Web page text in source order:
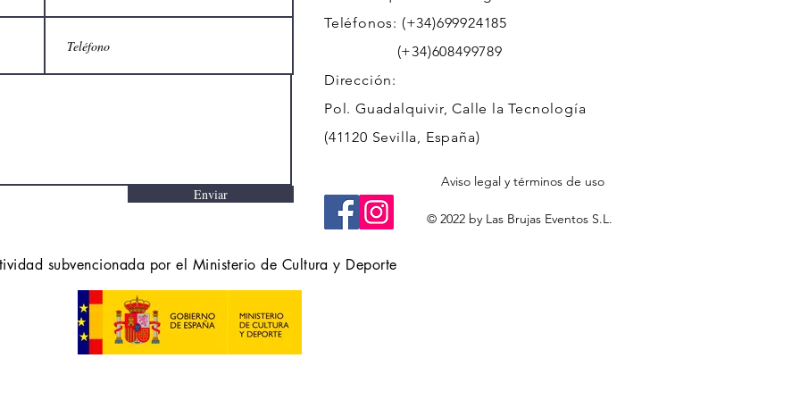
Enviar
Teléfonos: (+34)699924185
(+34)608499789
Dirección:
Pol. Guadalquivir, Calle la Tecnología
(41120 Sevilla, España)
Aviso legal y términos de uso
© 2022 by Las Brujas Eventos S.L.
subvencionada por el Ministerio de Cultura y Deporte